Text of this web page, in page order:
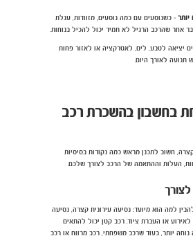
יותר- כשנוסעים עם כמה נוסעים, מזוודות, עגלת
אחר שהרכב הרגיל לא תמיד יכול להכיל בנוחות.
יציאה לטבע, לים, לאטרקציה או לאזור פחות
תנועה לאורך היום.
בחשבון בהשכרת רכב
חשוב לתכנן מראש כמה נקודות בסיסיות
העלות וההתאמה של הרכב לצורך שלכם.
למה הוא מיועד: נסיעה עירונית קצרה, נסיעה
או העברת ציוד. רכב קטן יכול להתאים
נוחה יותר, בעוד שרכב משפחתי, רכב מרווח או רכב